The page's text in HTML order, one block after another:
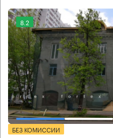
8.2
БЕЗ КОМИССИИ